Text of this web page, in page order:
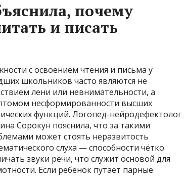
почему
и писать
с освоением чтения и письма у
школьников часто являются не
лени или невнимательности, а
несформированности высших
функций. Логопед-нейродефектолог
Сорокун пояснила, что за такими
может стоять неразвитость
слуха — способности чётко
звуки речи, что служит основой для
Если ребёнок путает парные